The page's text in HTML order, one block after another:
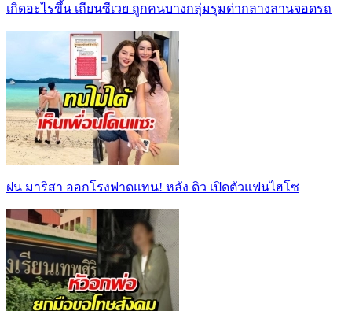
เกิดอะไรขึ้น เถียนซีเวย ถูกคนบางกลุ่มรุมด่ากลางลานจอดรถ
ฝน มาริสา ออกโรงฟาดแทน! หลัง ดิว เปิดตัวแฟนไฮโซ